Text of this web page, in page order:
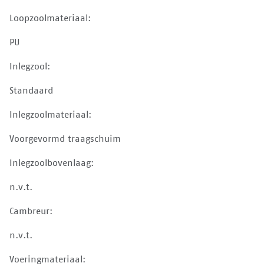
Loopzoolmateriaal:
PU
Inlegzool:
Standaard
Inlegzoolmateriaal:
Voorgevormd traagschuim
Inlegzoolbovenlaag:
n.v.t.
Cambreur:
n.v.t.
Voeringmateriaal: